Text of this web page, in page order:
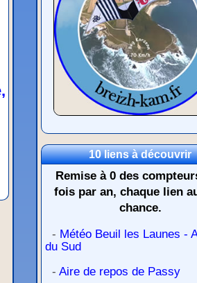
10 liens à découvrir
Remise à 0 des
fois par an, chaque lien
chance.
- Météo Beuil les Launes -
du Sud
- Aire de repos de Passy